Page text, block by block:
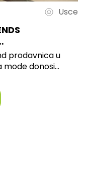
Usce
prodavnica u
donosi...